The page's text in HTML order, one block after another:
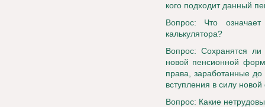
кого подходит данный
Вопрос: Что
калькулятора?
Вопрос: Сохранятся
новой пенсионной
права, заработанные
вступления в силу
Вопрос: Какие